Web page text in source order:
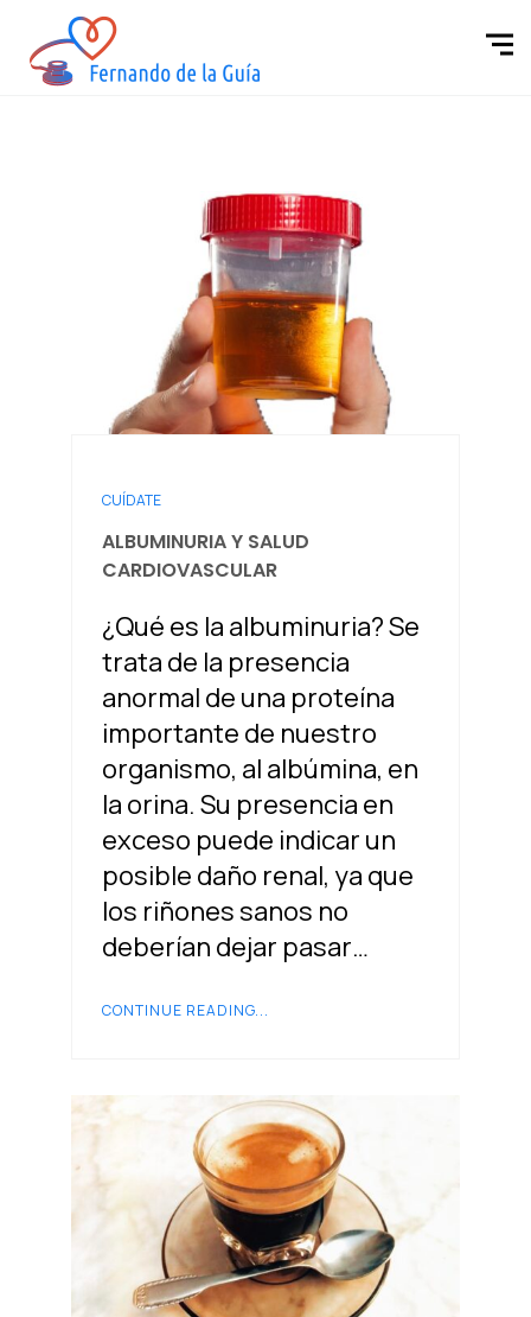
CUÍDATE
ALBUMINURIA Y SALUD
CARDIOVASCULAR
¿Qué es la albuminuria? Se
trata de la presencia
anormal de una proteína
importante de nuestro
organismo, al albúmina, en
la orina. Su presencia en
exceso puede indicar un
posible daño renal, ya que
los riñones sanos no
deberían dejar pasar…
CONTINUE READING...